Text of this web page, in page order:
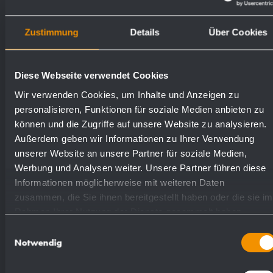
Zustimmung Details Über Cookies
Diese Webseite verwendet Cookies
Wir verwenden Cookies, um Inhalte und Anzeigen zu
personalisieren, Funktionen für soziale Medien anbieten zu
können und die Zugriffe auf unsere Website zu analysieren.
Außerdem geben wir Informationen zu Ihrer Verwendung
unserer Website an unsere Partner für soziale Medien,
Werbung und Analysen weiter. Unsere Partner führen diese
Informationen möglicherweise mit weiteren Daten
zusammen, die Sie ihnen bereitgestellt haben oder die sie im
Rahmen Ihrer Nutzung der Dienste gesammelt haben.
Notwendig
Poids (en kg): 0.9
Surfaces disponibles
commande
laiton chromé 923368
Proposition de texte pour les spécifications :